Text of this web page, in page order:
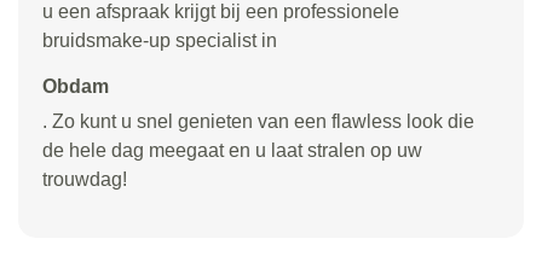
u een afspraak krijgt bij een professionele
bruidsmake-up specialist in
Obdam
. Zo kunt u snel genieten van een flawless look die
de hele dag meegaat en u laat stralen op uw
trouwdag!